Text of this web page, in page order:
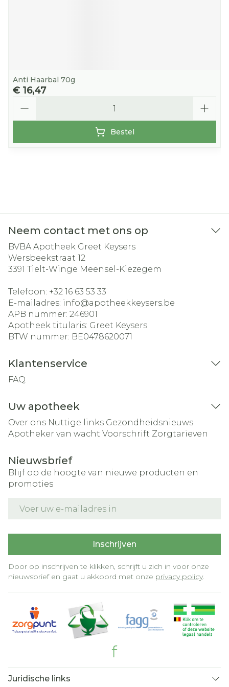
Anti Haarbal 70g
€ 16,47
Bestel
Neem contact met ons op
BVBA Apotheek Greet Keysers
Wersbeekstraat 12
3391 Tielt-Winge Meensel-Kiezegem
Telefoon: +32 16 63 53 33
E-mailadres: info@apotheekkeysers.be
APB nummer: 246901
Apotheek titularis: Greet Keysers
BTW nummer: BE0478620071
Klantenservice
FAQ
Uw apotheek
Over ons Nuttige links Gezondheidsnieuws
Apotheker van wacht Voorschrift Zorgtarieven
Nieuwsbrief
Blijf op de hoogte van nieuwe producten en
promoties
Inschrijven
Door op inschrijven te klikken, schrijft u zich in voor onze
nieuwsbrief en gaat u akkoord met onze privacy policy.
Juridische links